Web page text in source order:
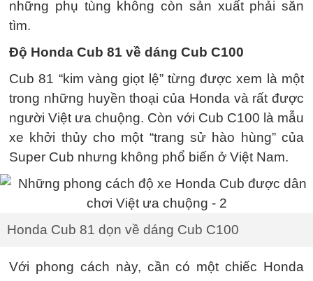
những phụ tùng không còn sản xuất phải săn
tìm.
Độ Honda Cub 81 về dáng Cub C100
Cub 81 “kim vàng giọt lệ” từng được xem là một
trong những huyền thoại của Honda và rất được
người Việt ưa chuộng. Còn với Cub C100 là mẫu
xe khởi thủy cho một “trang sử hào hùng” của
Super Cub nhưng không phổ biến ở Việt Nam.
Honda Cub 81 dọn về dáng Cub C100
Với phong cách này, cần có một chiếc Honda